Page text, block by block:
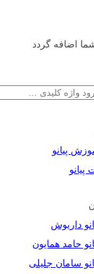
اضافه گردد
پیانو
پیانو
داریوش
حامد همایون
سامان جلیلی